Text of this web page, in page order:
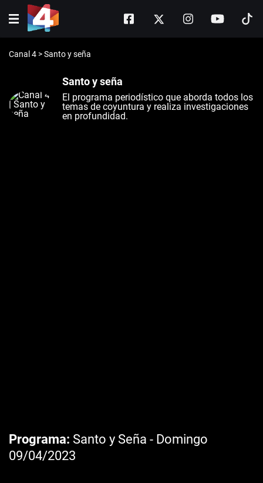
Canal 4 >Santo y seña
Santo y seña
El programa periodístico que aborda todos los
temas de coyuntura y realiza investigaciones
en profundidad.
Programa Santo y Seña - Domingo
09/04/2023